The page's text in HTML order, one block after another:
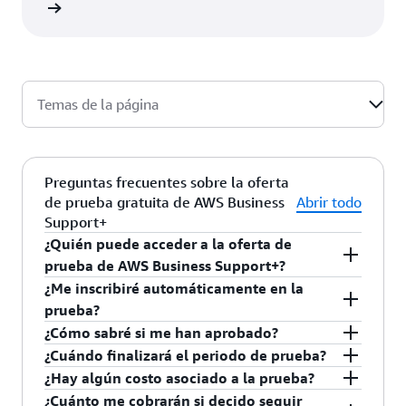
Temas de la página
Preguntas frecuentes sobre la oferta
de prueba gratuita de AWS Business
Support+
Abrir todo
¿Quién puede acceder a la oferta de
prueba de AWS Business Support+?
Para poder optar a esta oferta, la cuenta
identificada en la expresión de interés debe: no
estar suscrita actualmente a AWS Support en los
niveles Business Support+, Enterprise o Unified
Operations; facturar directamente con AWS y no
¿Me inscribiré automáticamente en la
prueba?
Si su cuenta cumple los requisitos de la
promoción, se aplicará la oferta y la cuenta se
inscribirá automáticamente en Business
¿Cómo sabré si me han aprobado?
Al solicitar su registro en la prueba, se le
notificará automáticamente si su cuenta se
¿Cuándo finalizará el periodo de prueba?
El periodo promocional comienza en la fecha en
¿Hay algún costo asociado a la prueba?
¿Cuánto me cobrarán si decido seguir